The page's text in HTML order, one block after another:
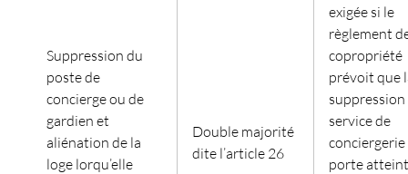
Suppression du
poste de
concierge ou de
gardien et
aliénation de la
loge lorqu’elle
Double majorité
dite l’article 26
exigée si le
règlement
copropriété
prévoit que
service de
conciergerie
porte